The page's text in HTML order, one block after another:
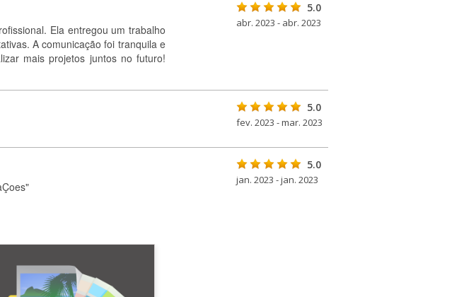
Ela entregou um trabalho
A comunicação foi tranquila e
mais projetos juntos no futuro!
5.0
abr. 2023 - abr. 2023
5.0
fev. 2023 - mar. 2023
5.0
jan. 2023 - jan. 2023